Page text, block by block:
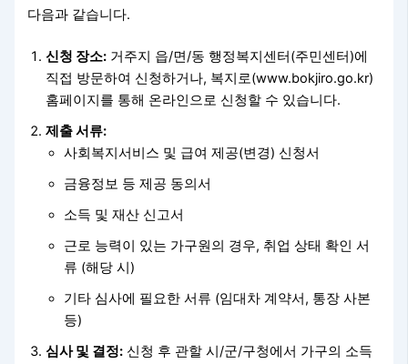
다음과 같습니다.
신청 장소: 거주지 읍/면/동 행정복지센터(주민센터)에
직접 방문하여 신청하거나, 복지로(www.bokjiro.go.kr)
홈페이지를 통해 온라인으로 신청할 수 있습니다.
제출 서류:
사회복지서비스 및 급여 제공(변경) 신청서
금융정보 등 제공 동의서
소득 및 재산 신고서
근로 능력이 있는 가구원의 경우, 취업 상태 확인 서
류 (해당 시)
기타 심사에 필요한 서류 (임대차 계약서, 통장 사본
등)
심사 및 결정: 신청 후 관할 시/군/구청에서 가구의 소득